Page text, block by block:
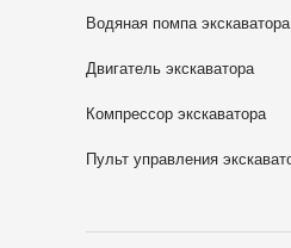
Водяная помпа экскаватора
Двигатель экскаватора
Компрессор экскаватора
Пульт управления